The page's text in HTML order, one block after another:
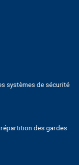
systèmes de sécurité
répartition des gardes